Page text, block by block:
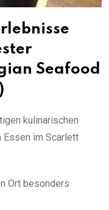
Seafood
kulinarischen
Essen im Scarlett
Ort besonders